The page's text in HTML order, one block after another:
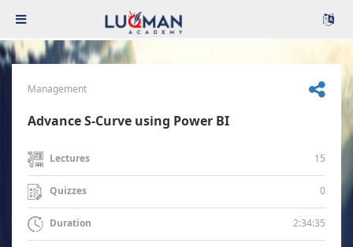
Management
Advance S-Curve using Power BI
Lectures 15
Quizzes 0
Duration 2:34:35